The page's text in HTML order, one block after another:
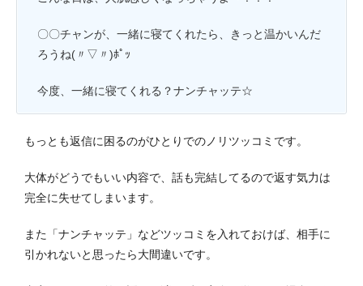
〇〇チャンが、一緒に寝てくれたら、きっと温かいんだ
ろうね(〃▽〃)ﾎﾟｯ
今度、一緒に寝てくれる？ナンチャッテ☆
もっとも返信に困るのがひとりでのノリツッコミです。
大体がどうでもいい内容で、話も完結してるので返す気力は
完全に失せてしまいます。
また「ナンチャッテ」などツッコミを入れておけば、相手に
引かれないと思ったら大間違いです。